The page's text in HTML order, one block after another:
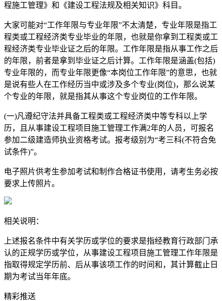
程施工管理》和《建设工程法规及相关知识》科目。
大家可能对“工作年限与专业年限”不太清楚，专业年限是指工
程类或工程经济类专业毕业的年限，也就是你拿到工程类或工
程经济类专业毕业证之后的年限。工作年限是指从事工作之后
的年限，前者是拿到毕业证之后计算。工作年限是涵盖(包括)
专业年限的，而专业年限更像“本岗位工作年限”的意思，也就
是说有些人在工作经历当中或涉及多个专业(岗位)，那么说某
个专业的年限，就是指其从事这个专业岗位的工作年限。
(一)凡遵纪守法并具备工程类或工程经济类中等专科以上学
历，且从事建设工程项目施工管理工作满2年的人员，可报名
参加二级建造师执业资格考试。报考级别为“考三科(不符合免
试条件)”。
电子照片供考生参加考试和制作合格证书使用，请考生务必按
要求上传照片。
相关说明：
上述报名条件中有关学历或学位的要求是指经教育行政部门承
认的正规学历或学位，从事建设工程项目施工管理工作年限是
指取得规定学历前、后从事该项工作的时间和，其计算截止日
期为考试当年年底。
精彩推送